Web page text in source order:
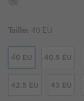
Taille: 40 EU
40 EU 40.5 EU
42.5 EU 43 EU